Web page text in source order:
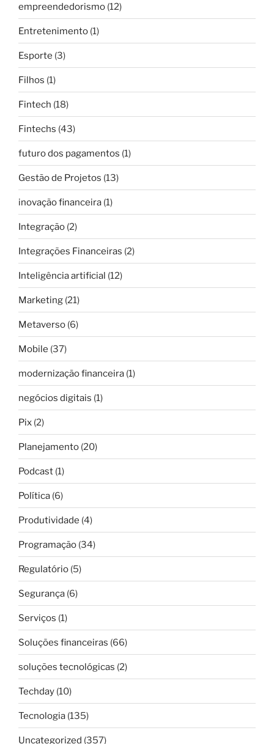
empreendedorismo (12)
Entretenimento (1)
Esporte (3)
Filhos (1)
Fintech (18)
Fintechs (43)
futuro dos pagamentos (1)
Gestão de Projetos (13)
inovação financeira (1)
Integração (2)
Integrações Financeiras (2)
Inteligência artificial (12)
Marketing (21)
Metaverso (6)
Mobile (37)
modernização financeira (1)
negócios digitais (1)
Pix (2)
Planejamento (20)
Podcast (1)
Política (6)
Produtividade (4)
Programação (34)
Regulatório (5)
Segurança (6)
Serviços (1)
Soluções financeiras (66)
soluções tecnológicas (2)
Techday (10)
Tecnologia (135)
Uncategorized (357)